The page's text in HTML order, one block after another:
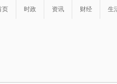
页 时政 资讯 财经 生